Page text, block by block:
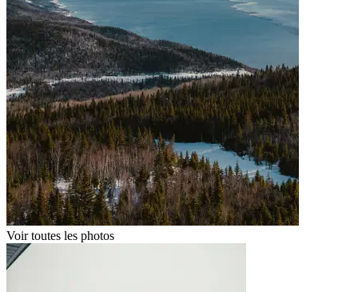
Voir toutes les photos